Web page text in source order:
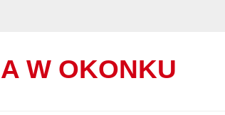
W OKONKU